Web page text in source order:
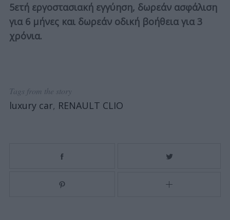
5ετή εργοστασιακή εγγύηση, δωρεάν ασφάλιση
για 6 μήνες και δωρεάν οδική βοήθεια για 3
χρόνια.
Tags from the story
luxury car, RENAULT CLIO